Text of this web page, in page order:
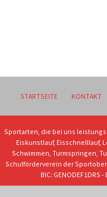
STARTSEITE KONTAKT
Sportarten, die bei uns
Eiskunstlauf, Eisschnelllauf,
Schwimmen, Turmspringen,
Schulförderverein der
BIC: